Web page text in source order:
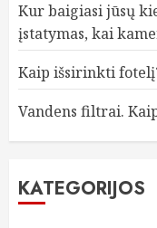
Kur baigiasi jūsų
įstatymas, kai
Kaip išsirinkti
Vandens filtrai.
KATEGORIJOS